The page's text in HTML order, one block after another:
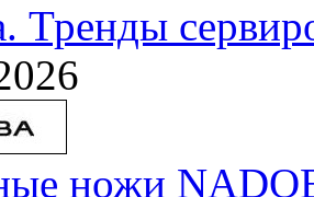
Тренды
ножи